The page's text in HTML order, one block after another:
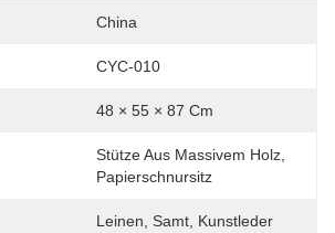
China
CYC-010
48 × 55 × 87 Cm
Stütze Aus Massivem Holz,
Papierschnursitz
Leinen, Samt, Kunstleder